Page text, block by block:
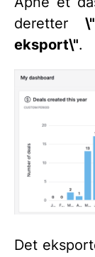
deretter
eksport\".
Det